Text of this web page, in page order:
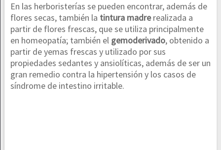
En las herboristerías se pueden encontrar, además de
flores secas, también la tintura madrerealizada a
partir de flores frescas, que se utiliza principalmente
en homeopatía; también el gemoderivado, obtenido a
partir de yemas frescas y utilizado por sus
propiedades sedantes y ansiolíticas, además de ser un
gran remedio contra la hipertensión y los casos de
síndrome de intestino irritable.